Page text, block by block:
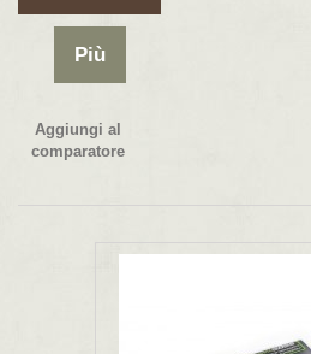
Più
Aggiungi al
comparatore